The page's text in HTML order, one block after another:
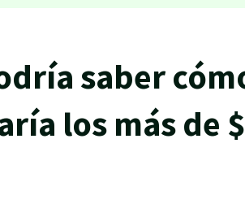
saber
los más de